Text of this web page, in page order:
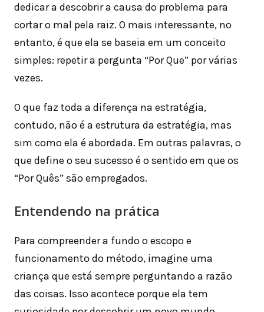
dedicar a descobrir a causa do problema para
cortar o mal pela raiz. O mais interessante, no
entanto, é que ela se baseia em um conceito
simples: repetir a pergunta “Por Que” por várias
vezes.
O que faz toda a diferença na estratégia,
contudo, não é a estrutura da estratégia, mas
sim como ela é abordada. Em outras palavras, o
que define o seu sucesso é o sentido em que os
“Por Quês” são empregados.
Entendendo na prática
Para compreender a fundo o escopo e
funcionamento do método, imagine uma
criança que está sempre perguntando a razão
das coisas. Isso acontece porque ela tem